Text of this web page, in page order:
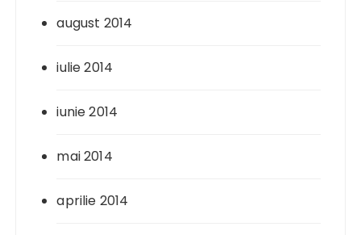
august 2014
iulie 2014
iunie 2014
mai 2014
aprilie 2014